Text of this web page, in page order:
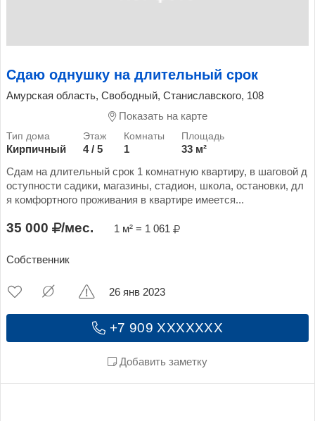
Сдаю однушку на длительный срок
Амурская область, Свободный, Станиславского, 108
Показать на карте
Кирпичный 4 / 5 1
33 м²
Сдам на длительный срок 1 комнатную квартиру, в шаговой д
оступности садики, магазины, стадион, школа, остановки, дл
я комфортного проживания в квартире имеется...
35 000 /мес. 1 м² = 1 061
Собственник
+7 909 XXXXXXX
Добавить заметку
26 янв 2023